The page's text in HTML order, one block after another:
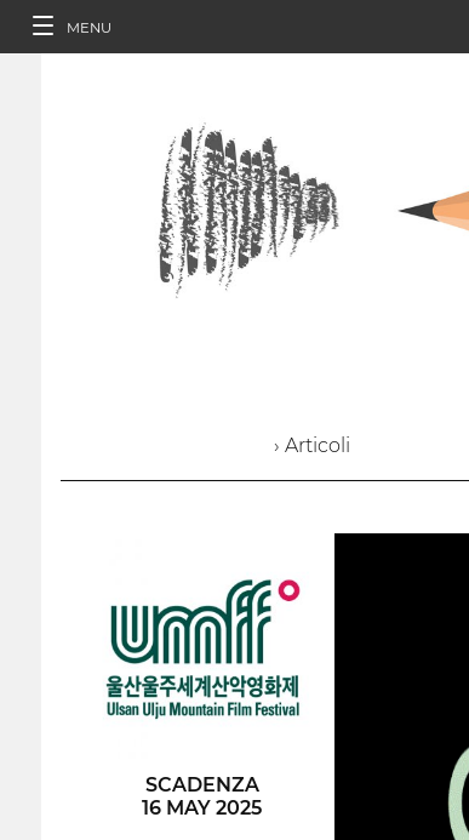
MENU
› Articoli
SCADENZA
16 MAY 2025